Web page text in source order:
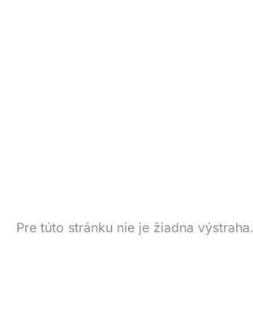
Pre túto stránku nie je žiadna výstraha.